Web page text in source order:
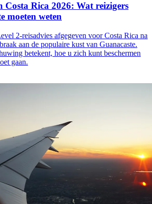
Rica 2026: Wat reizigers
moeten weten
2-reisadvies afgegeven voor Costa Rica na
aan de populaire kust van Guanacaste.
betekent, hoe u zich kunt beschermen
gaan.